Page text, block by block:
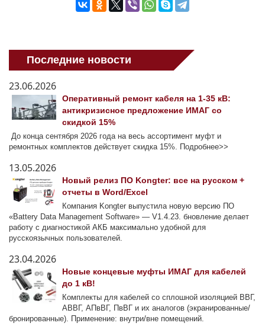
Последние новости
23.06.2026
Оперативный ремонт кабеля на 1-35 кВ:
антикризисное предложение ИМАГ со
скидкой 15%
До конца сентября 2026 года на весь ассортимент муфт и
ремонтных комплектов действует скидка 15%. Подробнее>>
13.05.2026
Новый релиз ПО Kongter: все на русском +
отчеты в Word/Excel
Компания Kongter выпустила новую версию ПО
«Battery Data Management Software» — V1.4.23. бновление делает
работу с диагностикой АКБ максимально удобной для
русскоязычных пользователей.
23.04.2026
Новые концевые муфты ИМАГ для кабелей
до 1 кВ!
Комплекты для кабелей со сплошной изоляцией ВВГ,
АВВГ, АПвВГ, ПвВГ и их аналогов (экранированные/
бронированные). Применение: внутри/вне помещений.